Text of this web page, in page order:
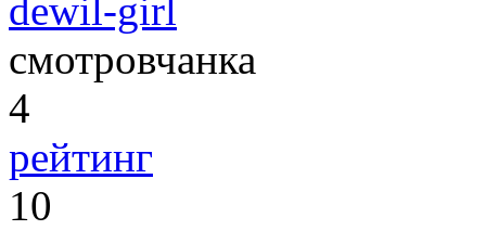
dewil-girl
смотровчанка
4
рейтинг
10